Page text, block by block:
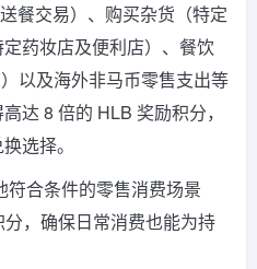
餐交易）、购买杂货（特定
药妆店及便利店）、餐饮
以及海外非马币零售支出等
达 8 倍的 HLB 奖励积分，
选择。
符合条件的零售消费场景
，确保日常消费也能为持